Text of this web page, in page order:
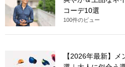
コーデ10選
100件のビュー
【2026年最新】